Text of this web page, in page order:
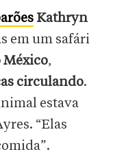
Kathryn
em um safári
México,
circulando.
estava
“Elas